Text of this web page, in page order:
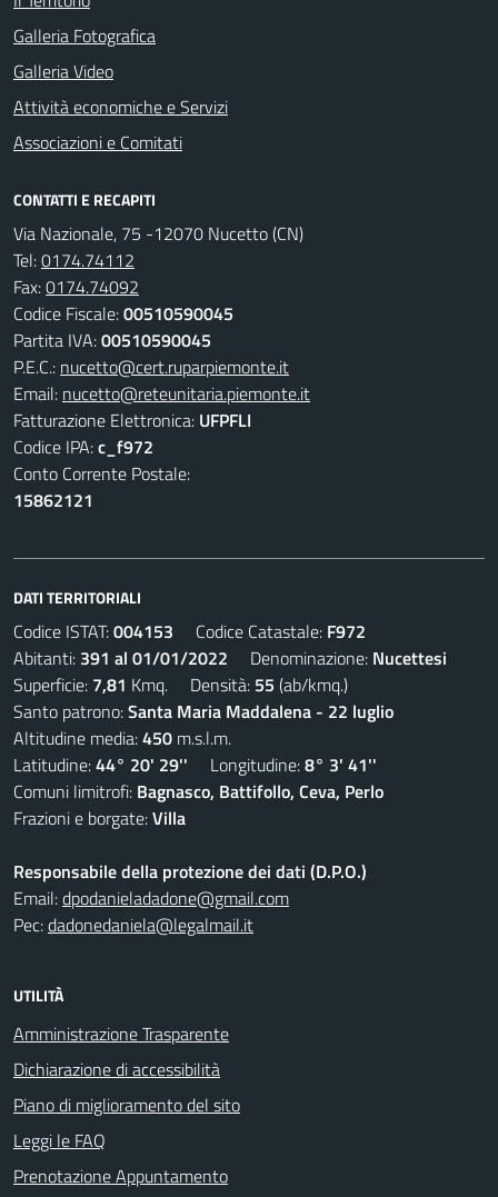
Galleria Fotografica
Galleria Video
Attività economiche e Servizi
Associazioni e Comitati
CONTATTI E RECAPITI
Via Nazionale, 75 -12070 Nucetto (CN)
Tel:0174.74112
Fax:0174.74092
Codice Fiscale:00510590045
Partita IVA:00510590045
P.E.C.: nucetto@cert.ruparpiemonte.it
Email: nucetto@reteunitaria.piemonte.it
Fatturazione Elettronica: UFPFLI
Codice IPA:c_f972
Conto Corrente Postale:
15862121
DATI TERRITORIALI
Codice ISTAT:004153 Codice Catastale: F972
Abitanti: 391 al 01/01/2022 Denominazione: Nucettesi
Superficie: 7,81 Kmq. Densità: 55 (ab/kmq.)
Santo patrono:Santa Maria Maddalena - 22 luglio
Altitudine media:450 m.s.l.m.
Latitudine:44° 20' 29'' Longitudine:8° 3' 41''
Comuni limitrofi: Bagnasco, Battifollo, Ceva, Perlo
Frazioni e borgate:Villa
Responsabile della protezione dei dati (D.P.O.)
Email:dpodanieladadone@gmail.com
Pec:dadonedaniela@legalmail.it
UTILITÀ
Amministrazione Trasparente
Dichiarazione di accessibilità
Piano di miglioramento del sito
Leggi le FAQ
Prenotazione Appuntamento